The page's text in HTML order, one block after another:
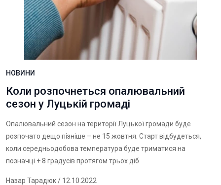
НОВИНИ
Коли розпочнеться опалювальний
сезон у Луцькій громаді
Опалювальний сезон на території Луцької громади буде
розпочато дещо пізніше – не 15 жовтня. Старт відбудеться,
коли середньодобова температура буде триматися на
позначці + 8 градусів протягом трьох діб.
Назар Тарадюк/ 12.10.2022